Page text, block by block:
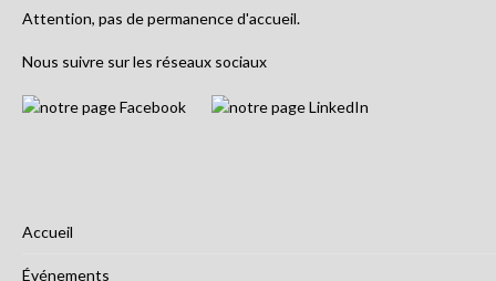
Attention, pas de permanence d'accueil.
Nous suivre sur les réseaux sociaux
Accueil
Événements